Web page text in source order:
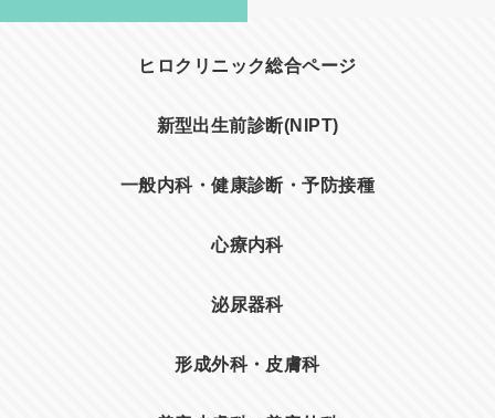
ヒロクリニック総合ページ
新型出生前診断(NIPT)
一般内科・健康診断・予防接種
心療内科
泌尿器科
形成外科・皮膚科